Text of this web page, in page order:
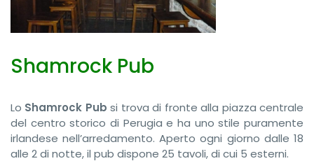
Shamrock Pub
Lo Shamrock Pub si trova di fronte alla piazza centrale
del centro storico di Perugia e ha uno stile puramente
irlandese nell’arredamento. Aperto ogni giorno dalle 18
alle 2 di notte, il pub dispone 25 tavoli, di cui 5 esterni.